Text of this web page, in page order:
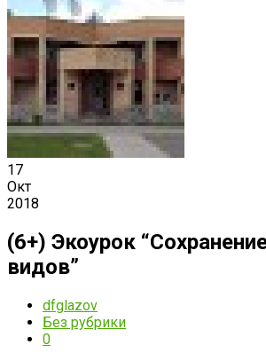
17
Окт
2018
(6+) Экоурок
видов”
dfglazov
Без рубрики
0